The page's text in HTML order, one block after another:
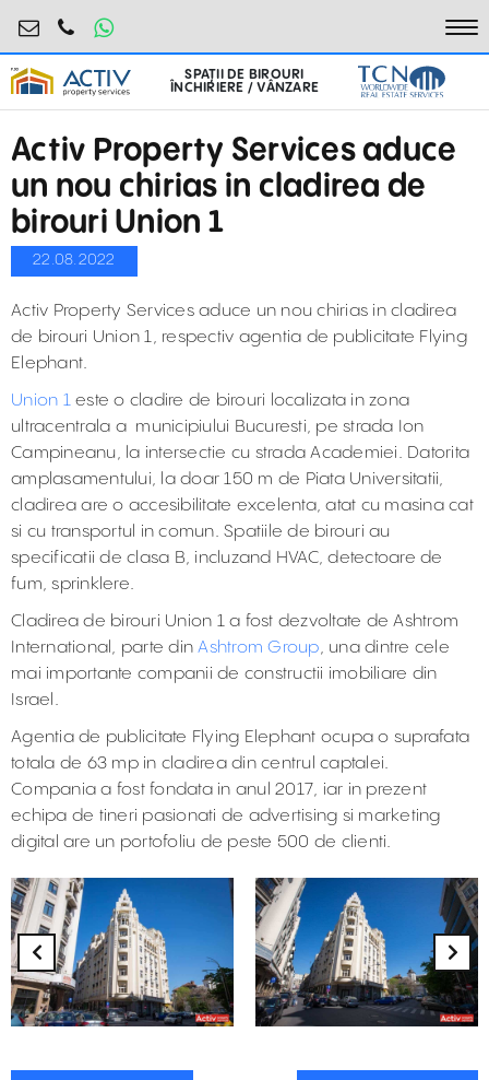
birouri@activpropertyservices.ro
0724.584.442
SPAȚII DE BIROURI
ÎNCHIRIERE / VÂNZARE
Activ Property Services aduce
un nou chirias in cladirea de
birouri Union 1
22.08.2022
Activ Property Services aduce un nou chirias in cladirea
de birouri Union 1, respectiv agentia de publicitate Flying
Elephant.
Union 1este o cladire de birouri localizata in zona
ultracentrala a municipiului Bucuresti, pe strada Ion
Campineanu, la intersectie cu strada Academiei. Datorita
amplasamentului, la doar 150 m de Piata Universitatii,
cladirea are o accesibilitate excelenta, atat cu masina cat
si cu transportul in comun. Spatiile de birouri au
specificatii de clasa B, incluzand HVAC, detectoare de
fum, sprinklere.
Cladirea de birouri Union 1 a fost dezvoltate de Ashtrom
International, parte dinAshtrom Group, una dintre cele
mai importante companii de constructii imobiliare din
Israel.
Agentia de publicitate Flying Elephant ocupa o suprafata
totala de 63 mp in cladirea din centrul captalei.
Compania a fost fondata in anul 2017, iar in prezent
echipa de tineri pasionati de advertising si marketing
digital are un portofoliu de peste 500 de clienti.